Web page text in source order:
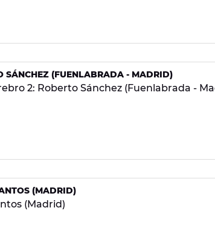
SÁNCHEZ (FUENLABRADA - MADRID)
2: Roberto Sánchez (Fuenlabrada -
(MADRID)
(Madrid)